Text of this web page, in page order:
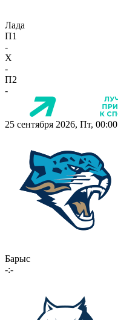
Лада
П1
-
X
-
П2
-
25 сентября 2026, Пт, 00:00
Барыс
-:-